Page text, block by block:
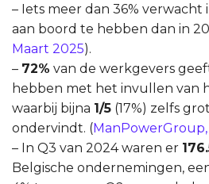
– Iets meer dan 36% verwacht
aan boord te hebben dan in
Maart 2025).
– 72% van de werkgevers
hebben met het invullen van
waarbij bijna 1/5 (17%) zelfs
ondervindt. (
– In Q3 van 2024 waren er
Belgische ondernemingen,